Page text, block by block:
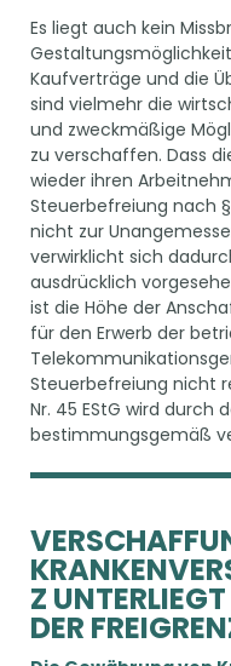
Es liegt auch kein
Kaufverträge und die
sind vielmehr die
und zweckmäßige
zu verschaffen. Dass
wieder ihren
Steuerbefreiung nach
nicht zur
verwirklicht sich
ausdrücklich
ist die Höhe der
für den Erwerb der
Steuerbefreiung nicht
Nr. 45 EStG wird durch
bestimmungsgemäß
Z
DER